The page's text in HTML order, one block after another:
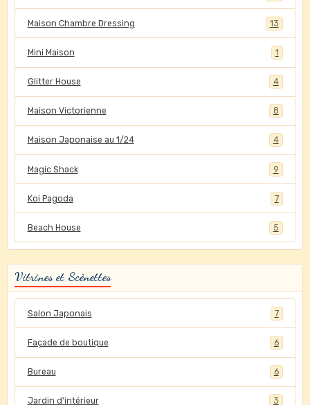
Maison Chambre Dressing 13
Mini Maison 1
Glitter House 4
Maison Victorienne 8
Maison Japonaise au 1/24 4
Magic Shack 9
Koi Pagoda 7
Beach House 5
Vitrines et Scènettes
Salon Japonais 7
Façade de boutique 6
Bureau 6
Jardin d'intérieur 3